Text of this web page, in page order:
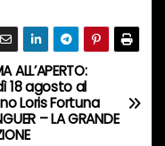
ALL’APERTO:
18 agosto al
Loris Fortuna
– LA GRANDE